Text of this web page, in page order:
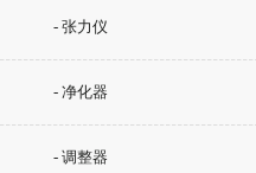
- 张力仪
- 净化器
- 调整器